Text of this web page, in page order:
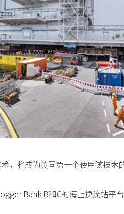
，将成为英国第一个使用该技
Bank B和C的海上换流站平台